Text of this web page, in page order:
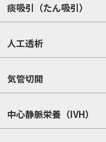
痰吸引（たん吸引）
人工透析
気管切開
中心静脈栄養（IVH）